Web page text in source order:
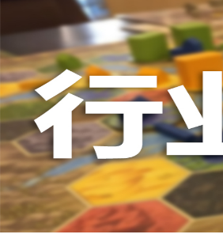
否进入罪恶的回合，鉴于次数有
雄在场上存活的时间推移，英雄
日记录表，末日记录表上的数字
竭尽全力后，仍要凭着压倒性的力量夷平土地。 与罪恶相对应的，是英雄
多英雄中（基础是七个，扩展中
的能力，也各有侧重，这一点的
的危机，英雄的每次行动都需要
英雄更是需要不断搜寻装备武装
英雄为了目标浴血奋战，然而行
战、面对压力的人来说，英雄的
我体验的六局里，只扮演了一次
游戏，不仅仅是挑战，而是它本
实现的艰巨挑战。大家有机会确实